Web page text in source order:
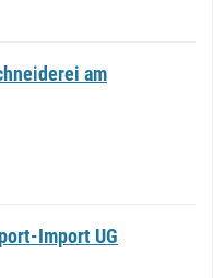
am
Import UG